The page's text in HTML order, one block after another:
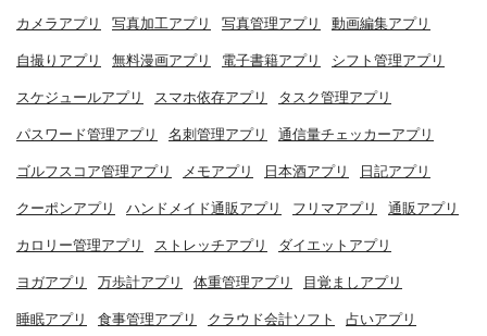
カメラアプリ 写真加工アプリ 写真管理アプリ 動画編集アプリ
自撮りアプリ 無料漫画アプリ 電子書籍アプリ シフト管理アプリ
スケジュールアプリ スマホ依存アプリ タスク管理アプリ
パスワード管理アプリ 名刺管理アプリ 通信量チェッカーアプリ
ゴルフスコア管理アプリ メモアプリ 日本酒アプリ 日記アプリ
クーポンアプリ ハンドメイド通販アプリ フリマアプリ 通販アプリ
カロリー管理アプリ ストレッチアプリ ダイエットアプリ
ヨガアプリ 万歩計アプリ 体重管理アプリ 目覚ましアプリ
睡眠アプリ 食事管理アプリ クラウド会計ソフト 占いアプリ